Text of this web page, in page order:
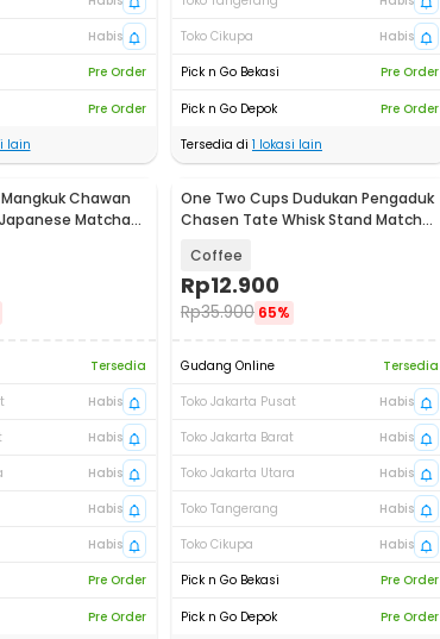
Habis
Pre Order
Pre Order
lain
Toko Cikupa
Habis
Pick n Go Bekasi
Pre Order
Pick n Go Depok
Pre Order
Tersedia di 1 lokasi lain
Chawan
Matcha
Tersedia
Habis
Habis
Habis
Habis
Habis
Pre Order
Pre Order
One Two Cups Dudukan Pengaduk
Chasen Tate Whisk Stand Matcha
Coffee
Rp12.900
Rp35.900 65%
Gudang Online
Tersedia
Toko Jakarta Pusat
Habis
Toko Jakarta Barat
Habis
Toko Jakarta Utara
Habis
Toko Tangerang
Habis
Toko Cikupa
Habis
Pick n Go Bekasi
Pre Order
Pick n Go Depok Pre Order